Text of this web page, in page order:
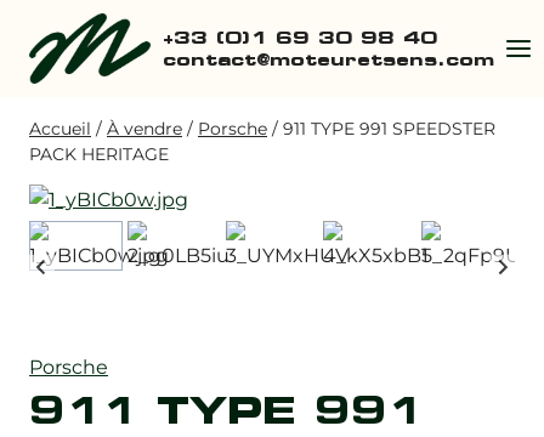
contenu
+33 (0)1 69 30 98 40
contact@moteuretsens.com
Accueil / À vendre / Porsche / 911 TYPE 991 SPEEDSTER
PACK HERITAGE
Porsche
911 TYPE 991